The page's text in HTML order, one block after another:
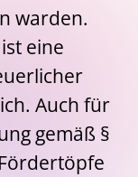
warden.
eine
Auch für
gemäß §